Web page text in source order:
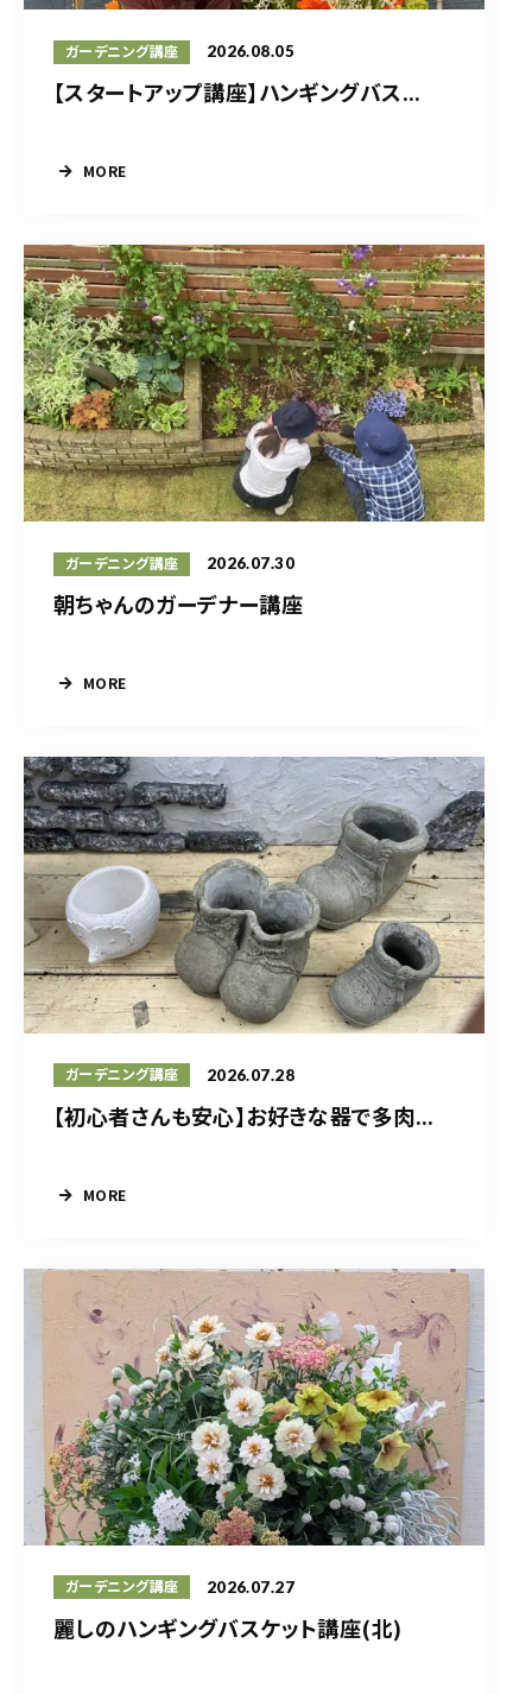
ガーデニング講座 2026.08.05
【スタートアップ講座】ハンギングバス...
MORE
ガーデニング講座 2026.07.30
朝ちゃんのガーデナー講座
MORE
ガーデニング講座 2026.07.28
【初心者さんも安心】お好きな器で多肉...
MORE
ガーデニング講座 2026.07.27
麗しのハンギングバスケット講座(北)